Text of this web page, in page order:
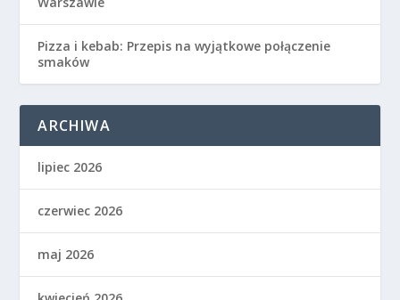
Pizza i kebab: Przepis na wyjątkowe połączenie
smaków
ARCHIWA
lipiec 2026
czerwiec 2026
maj 2026